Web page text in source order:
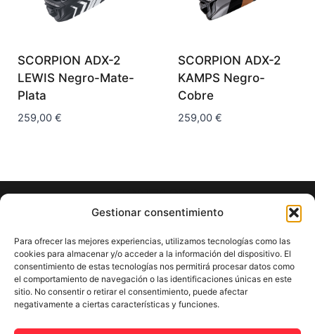
Gestionar consentimiento
Para ofrecer las mejores experiencias, utilizamos tecnologías como las
cookies para almacenar y/o acceder a la información del dispositivo. El
consentimiento de estas tecnologías nos permitirá procesar datos como
el comportamiento de navegación o las identificaciones únicas en este
sitio. No consentir o retirar el consentimiento, puede afectar
negativamente a ciertas características y funciones.
SCORPION ADX-2
LEWIS Negro-Mate-
Plata
259,00 €
SCORPION ADX-2
KAMPS Negro-
Cobre
259,00 €
CONTACTO
C/ Sant Mateu, 3, 08250 Sant Joan de Vilatorrada
Tel: 938 737 529
Lun - Vie: 9:30 - 13:00 / 16:30 - 19:00